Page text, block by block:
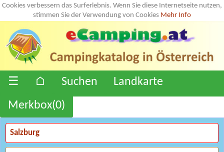
Cookies verbessern das Surferlebnis. Wenn Sie diese Internetseite nutzen,
stimmen Sie der Verwendung von Cookies Mehr Info
☰ ⌂ Suchen
Landkarte
Merkbox(0)